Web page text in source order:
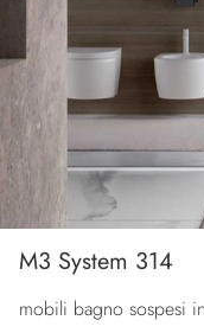
M3 System 314